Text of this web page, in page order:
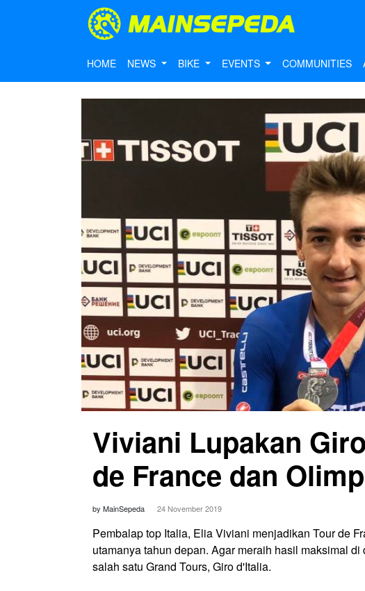
HOME NEWS BIKE EVENTS COMMUNITIES
Viviani Lupakan
de France dan
by MainSepeda 24 November 2019
Pembalap top Italia, Elia Viviani menjadikan Tour de
utamanya tahun depan. Agar meraih hasil maksimal
salah satu Grand Tours, Giro d'Italia.